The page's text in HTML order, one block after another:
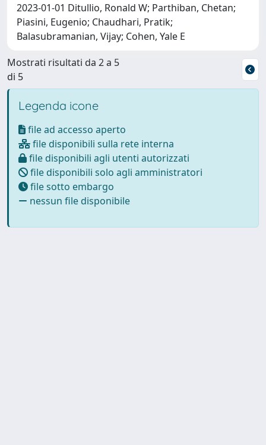
2023-01-01 Ditullio, Ronald W; Parthiban, Chetan;
Piasini, Eugenio; Chaudhari, Pratik;
Balasubramanian, Vijay; Cohen, Yale E
Mostrati risultati da 2 a 5
di 5
Legenda icone
file ad accesso aperto
file disponibili sulla rete interna
file disponibili agli utenti autorizzati
file disponibili solo agli amministratori
file sotto embargo
nessun file disponibile